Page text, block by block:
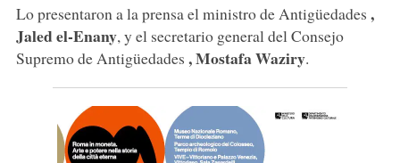
Lo presentaron a la prensa el ministro de Antigüedades ,
Jaled el-Enany, y el secretario general del Consejo
Supremo de Antigüedades , Mostafa Waziry.